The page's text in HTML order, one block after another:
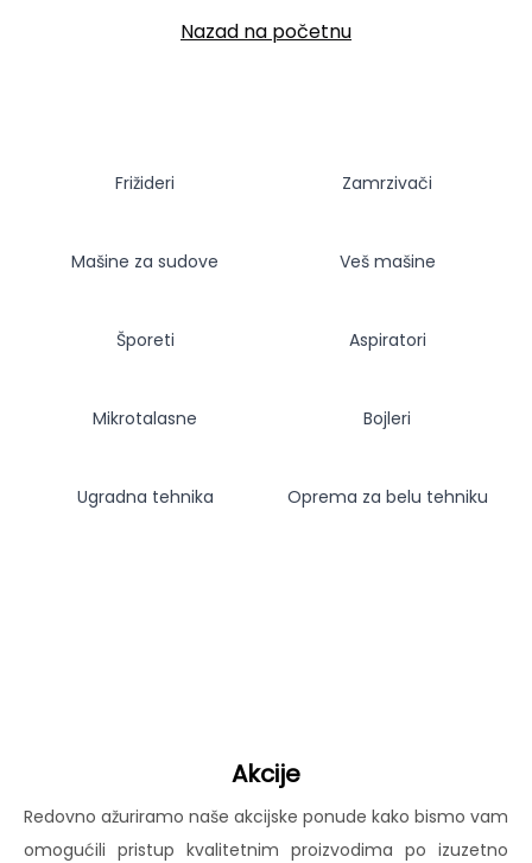
Nazad na početnu
Frižideri Zamrzivači
Mašine za sudove Veš mašine
Šporeti Aspiratori
Mikrotalasne Bojleri
Ugradna tehnika Oprema za belu tehniku
Akcije
Redovno ažuriramo naše akcijske ponude kako bismo vam
omogućili pristup kvalitetnim proizvodima po izuzetno